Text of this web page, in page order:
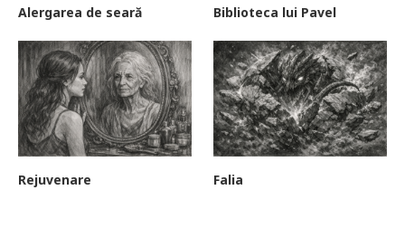
Alergarea de seară Biblioteca lui Pavel
Rejuvenare Falia